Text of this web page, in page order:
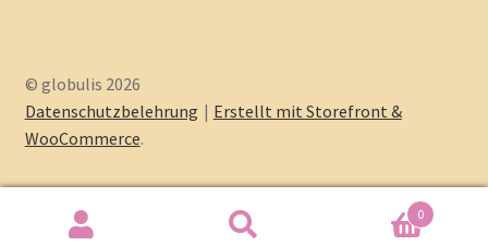
© globulis 2026
Datenschutzbelehrung
Erstellt mit Storefront &
WooCommerce.
0